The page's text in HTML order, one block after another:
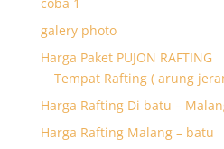
galery photo
Harga Paket PUJON RAFTING
Tempat Rafting ( arung
Harga Rafting Di batu –
Harga Rafting Malang – batu